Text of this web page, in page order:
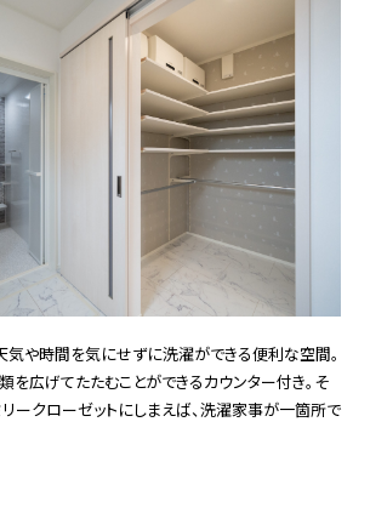
気や時間を気にせずに洗濯ができる便利な空間。
を広げてたたむことができるカウンター付き。そ
ークローゼットにしまえば、洗濯家事が一箇所で